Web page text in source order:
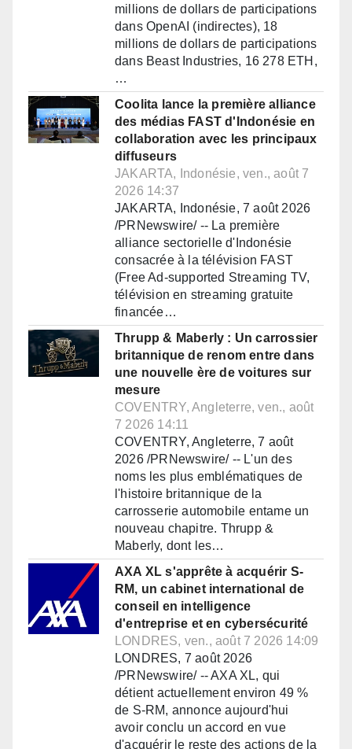
millions de dollars de participations
dans OpenAI (indirectes), 18
millions de dollars de participations
dans Beast Industries, 16 278 ETH,
…
Coolita lance la première alliance
des médias FAST d'Indonésie en
collaboration avec les principaux
diffuseurs
JAKARTA, Indonésie, ven., août 7
2026 14:37
JAKARTA, Indonésie, 7 août 2026
/PRNewswire/ -- La première
alliance sectorielle d'Indonésie
consacrée à la télévision FAST
(Free Ad-supported Streaming TV,
télévision en streaming gratuite
financée…
Thrupp & Maberly : Un carrossier
britannique de renom entre dans
une nouvelle ère de voitures sur
mesure
COVENTRY, Angleterre, ven., août
7 2026 14:11
COVENTRY, Angleterre, 7 août
2026 /PRNewswire/ -- L'un des
noms les plus emblématiques de
l'histoire britannique de la
carrosserie automobile entame un
nouveau chapitre. Thrupp &
Maberly, dont les…
AXA XL s'apprête à acquérir S-
RM, un cabinet international de
conseil en intelligence
d'entreprise et en cybersécurité
LONDRES, ven., août 7 2026 14:09
LONDRES, 7 août 2026
/PRNewswire/ -- AXA XL, qui
détient actuellement environ 49 %
de S-RM, annonce aujourd'hui
avoir conclu un accord en vue
d'acquérir le reste des actions de la